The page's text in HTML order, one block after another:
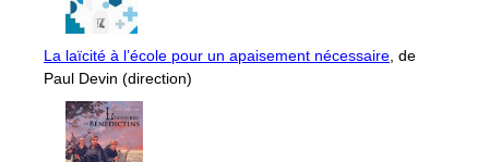
La laïcité à l’école pour un apaisement nécessaire , de
Paul Devin (direction)